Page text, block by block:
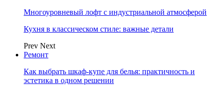
Многоуровневый лофт с индустриальной атмосферой
Кухня в классическом стиле: важные детали
Prev Next
Ремонт
Как выбрать шкаф-купе для белья: практичность и
эстетика в одном решении